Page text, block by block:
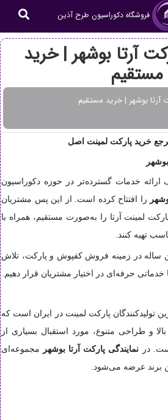
فروشگاه دکوراسیون طرح آذین
آرتا بوشهر | خرید
مستقیم
آرتا بوشهر | خرید مستقیم
خرید پارکت لمینت اصل
خدمات گسترده‌تر در حوزه دکوراسیون
را افتتاح کرده است. از این پس مشتریان
لمینت آرتا را به‌صورت مستقیم، همراه با
تهیه کنند.
ساله در زمینه فروش کفپوش و پارکت، تلاش
حرفه‌ای در اختیار مشتریان قرار دهیم.
تولیدکنندگان پارکت لمینت در ایران است که
و طراحی متنوع، مورد استقبال بسیاری از
در نمایندگی پارکت آرتا بوشهر
مجموعه‌ای
برند عرضه می‌شود.